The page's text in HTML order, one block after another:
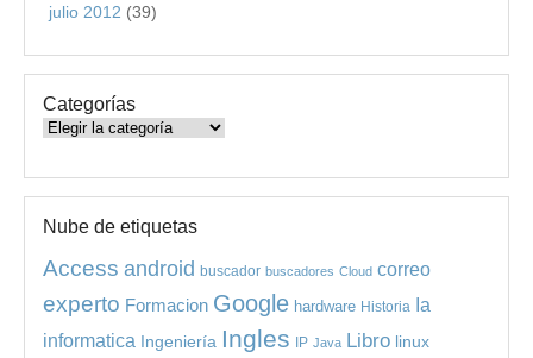
julio 2012 (39)
Categorías
Categorías
Nube de etiquetas
Access android buscador buscadores Cloud correo
experto Formacion Google hardware Historia Ia
informatica Ingeniería Ingles IP Java Libro linux